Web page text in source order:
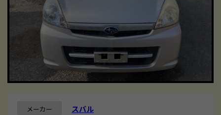
メーカー スバル